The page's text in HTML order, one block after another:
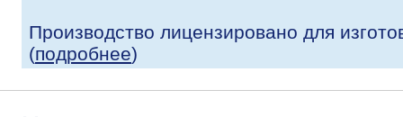
Производство лицензировано для
(подробнее)